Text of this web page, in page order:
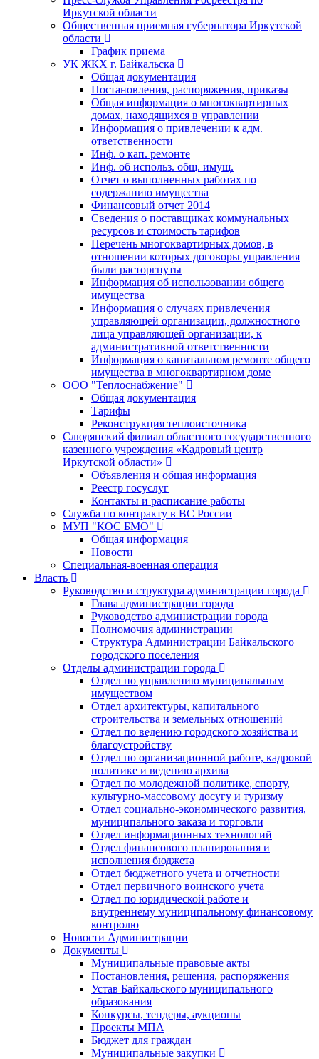
Иркутской области
Общественная приемная губернатора Иркутской
области
График приема
УК ЖКХ г. Байкальска
Общая документация
Постановления, распоряжения, приказы
Общая информация о многоквартирных
домах, находящихся в управлении
Информация о привлечении к адм.
ответственности
Инф. о кап. ремонте
Инф. об использ. общ. имущ.
Отчет о выполненных работах по
содержанию имущества
Финансовый отчет 2014
Сведения о поставщиках коммунальных
ресурсов и стоимость тарифов
Перечень многоквартирных домов, в
отношении которых договоры управления
были расторгнуты
Информация об использовании общего
имущества
Информация о случаях привлечения
управляющей организации, должностного
лица управляющей организации, к
административной ответственности
Информация о капитальном ремонте общего
имущества в многоквартирном доме
ООО "Теплоснабжение"
Общая документация
Тарифы
Реконструкция теплоисточника
Слюдянский филиал областного государственного
казенного учреждения «Кадровый центр
Иркутской области»
Объявления и общая информация
Реестр госуслуг
Контакты и расписание работы
Служба по контракту в ВС России
МУП "КОС БМО"
Общая информация
Новости
Специальная-военная операция
Власть
Руководство и структура администрации города
Глава администрации города
Руководство администрации города
Полномочия администрации
Структура Администрации Байкальского
городского поселения
Отделы администрации города
Отдел по управлению муниципальным
имуществом
Отдел архитектуры, капитального
строительства и земельных отношений
Отдел по ведению городского хозяйства и
благоустройству
Отдел по организационной работе, кадровой
политике и ведению архива
Отдел по молодежной политике, спорту,
культурно-массовому досугу и туризму
Отдел социально-экономического развития,
муниципального заказа и торговли
Отдел информационных технологий
Отдел финансового планирования и
исполнения бюджета
Отдел бюджетного учета и отчетности
Отдел первичного воинского учета
Отдел по юридической работе и
внутреннему муниципальному финансовому
контролю
Новости Администрации
Документы
Муниципальные правовые акты
Постановления, решения, распоряжения
Устав Байкальского муниципального
образования
Конкурсы, тендеры, аукционы
Проекты МПА
Бюджет для граждан
Муниципальные закупки